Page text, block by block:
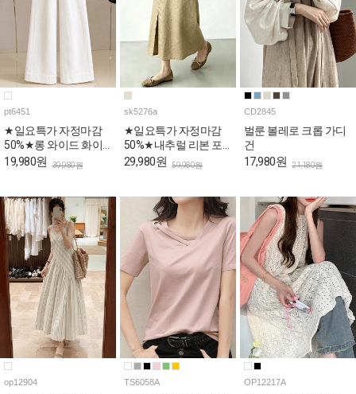
pt6451
★일요특가 자정마감
50%★롱 와이드 화이
트 코튼 팬츠
19,980원 39,980원
sk5276a
★일요특가 자정마감
50%★내추럴 리본 포
인트 A라인 데일리 스
29,980원 59,980원
CD2845
벌룬 볼레로 크롭 가디
건
17,980원 21,180원
op12904 TS6058A OP12217A